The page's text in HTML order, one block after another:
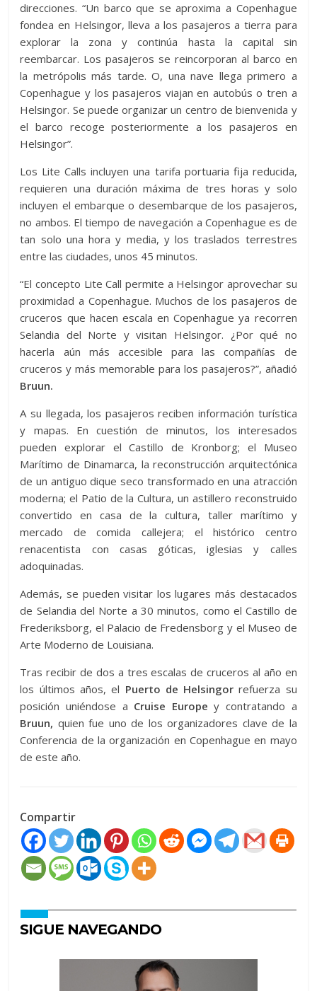
direcciones. “Un barco que se aproxima a Copenhague
fondea en Helsingor, lleva a los pasajeros a tierra para
explorar la zona y continúa hasta la capital sin
reembarcar. Los pasajeros se reincorporan al barco en
la metrópolis más tarde. O, una nave llega primero a
Copenhague y los pasajeros viajan en autobús o tren a
Helsingor. Se puede organizar un centro de bienvenida y
el barco recoge posteriormente a los pasajeros en
Helsingor”.
Los Lite Calls incluyen una tarifa portuaria fija reducida,
requieren una duración máxima de tres horas y solo
incluyen el embarque o desembarque de los pasajeros,
no ambos. El tiempo de navegación a Copenhague es de
tan solo una hora y media, y los traslados terrestres
entre las ciudades, unos 45 minutos.
“El concepto Lite Call permite a Helsingor aprovechar su
proximidad a Copenhague. Muchos de los pasajeros de
cruceros que hacen escala en Copenhague ya recorren
Selandia del Norte y visitan Helsingor. ¿Por qué no
hacerla aún más accesible para las compañías de
cruceros y más memorable para los pasajeros?”, añadió
Bruun.
A su llegada, los pasajeros reciben información turística
y mapas. En cuestión de minutos, los interesados
pueden explorar el Castillo de Kronborg; el Museo
Marítimo de Dinamarca, la reconstrucción arquitectónica
de un antiguo dique seco transformado en una atracción
moderna; el Patio de la Cultura, un astillero reconstruido
convertido en casa de la cultura, taller marítimo y
mercado de comida callejera; el histórico centro
renacentista con casas góticas, iglesias y calles
adoquinadas.
Además, se pueden visitar los lugares más destacados
de Selandia del Norte a 30 minutos, como el Castillo de
Frederiksborg, el Palacio de Fredensborg y el Museo de
Arte Moderno de Louisiana.
Tras recibir de dos a tres escalas de cruceros al año en
los últimos años, el Puerto de Helsingor refuerza su
posición uniéndose a Cruise Europe y contratando a
Bruun, quien fue uno de los organizadores clave de la
Conferencia de la organización en Copenhague en mayo
de este año.
Compartir
SIGUE NAVEGANDO